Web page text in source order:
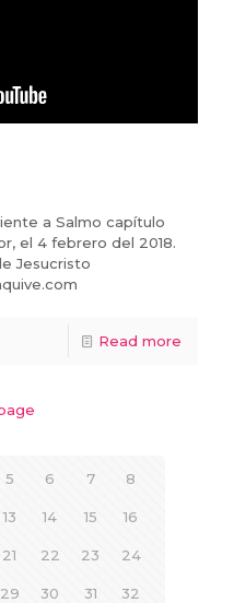
a Salmo capítulo
el 4 febrero del 2018.
Jesucristo
Read more
5 6 7 8
13 14 15 16
21 22 23 24
29 30 31 32